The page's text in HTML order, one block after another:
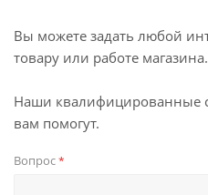
Вы можете задать любой
товару или работе магазина.
Наши квалифицированные
вам помогут.
Вопрос*